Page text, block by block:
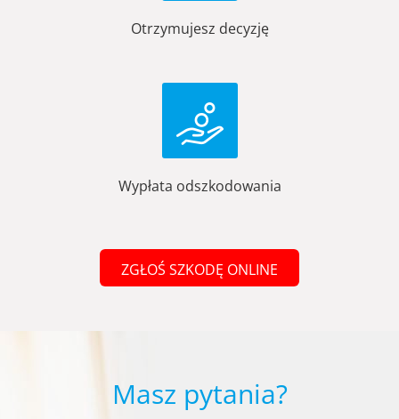
Otrzymujesz decyzję
Wypłata odszkodowania
ZGŁOŚ SZKODĘ ONLINE
Masz pytania?